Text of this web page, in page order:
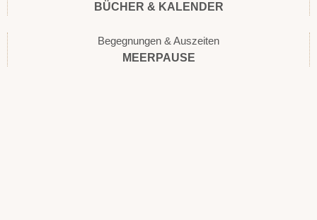
BÜCHER & KALENDER
Begegnungen & Auszeiten
MEERPAUSE